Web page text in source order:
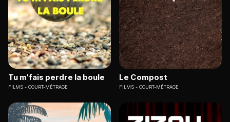
Tu m'fais perdre la boule
FILMS COURT-MÉTRAGE
Le Compost
FILMS COURT-MÉTRAGE